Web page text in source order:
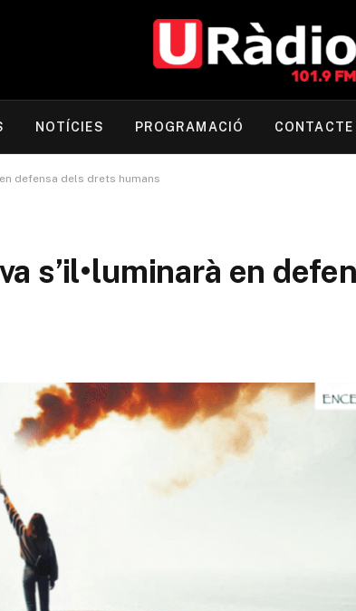
NOTÍCIES PROGRAMACIÓ CONTACTE
defensa dels drets humans
s’il•luminarà en